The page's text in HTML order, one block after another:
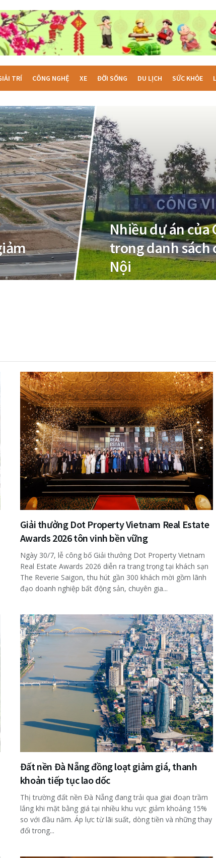
TRÍ CÔNG NGHỆ XE ĐỜI SỐNG DU LỊCH SỨC KHỎE
Nhiều dự án của
trong danh sách
Nội
Giải thưởng Dot Property Vietnam Real Estate
Awards 2026 tôn vinh bền vững
Ngày 30/7, lễ công bố Giải thưởng Dot Property Vietnam
Real Estate Awards 2026 diễn ra trang trọng tại khách sạn
The Reverie Saigon, thu hút gần 300 khách mời gồm lãnh
đạo doanh nghiệp bất động sản, chuyên gia...
Đất nền Đà Nẵng đồng loạt giảm giá, thanh
khoản tiếp tục lao dốc
Thị trường đất nền Đà Nẵng đang trải qua giai đoạn trầm
lắng khi mặt bằng giá tại nhiều khu vực giảm khoảng 15%
so với đầu năm. Áp lực từ lãi suất, dòng tiền và những thay
đổi trong...